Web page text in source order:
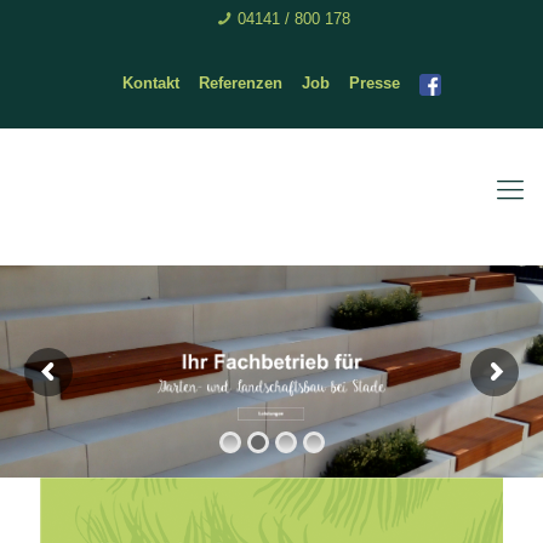
04141 / 800 178
Kontakt Referenzen Job Presse